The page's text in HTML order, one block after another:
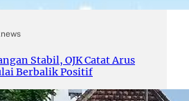
Stabil, OJK Catat Arus
Berbalik Positif